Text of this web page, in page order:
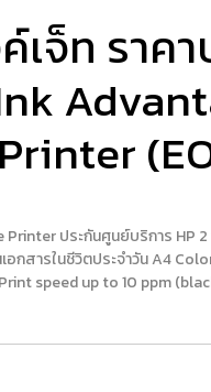
เจ็ท ราค
ประกันศูนย์บริการ HP
กสารในชีวิตประจำวัน A4
speed up to 10 ppm